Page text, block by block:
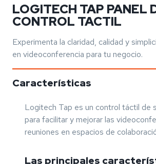
LOGITECH TAP PANEL
CONTROL TACTIL
Experimenta la claridad, calidad y
en videoconferencia para tu negocio.
Características
Logitech Tap es un control táctil de
para facilitar y mejorar las
reuniones en espacios de
Las principales